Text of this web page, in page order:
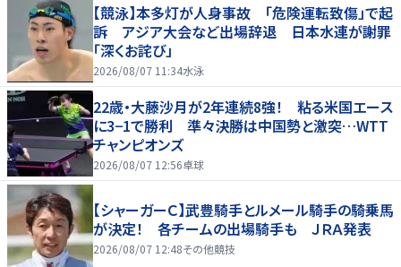
【競泳】本多灯が人身事故 「危険運転致傷」で起
訴 アジア大会など出場辞退 日本水連が謝罪
「深くお詫び」
2026/08/07 11:34水泳
22歳・大藤沙月が2年連続8強！ 粘る米国エース
に3−1で勝利 準々決勝は中国勢と激突…WTT
チャンピオンズ
2026/08/07 12:56卓球
【シャーガーＣ】武豊騎手とルメール騎手の騎乗馬
が決定！ 各チームの出場騎手も ＪＲＡ発表
2026/08/07 12:48その他競技